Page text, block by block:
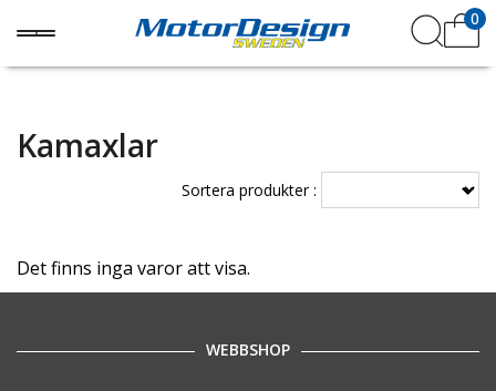
0
Kamaxlar
Sortera produkter :
Det finns inga varor att visa.
WEBBSHOP